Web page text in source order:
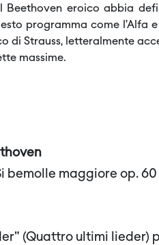
Beethoven eroico abbia
programma come l’Alfa
di Strauss, letteralmente
massime.
bemolle maggiore op. 60
(Quattro ultimi lieder)